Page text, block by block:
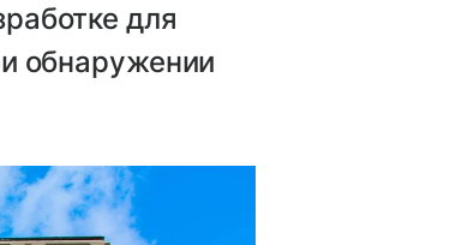
для
обнаружении